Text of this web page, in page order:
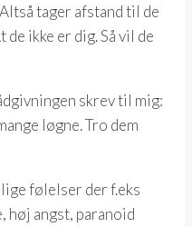
tager afstand til de
ikke er dig. Så vil de
skrev til mig:
løgne. Tro dem
følelser der f.eks
høj angst, paranoid